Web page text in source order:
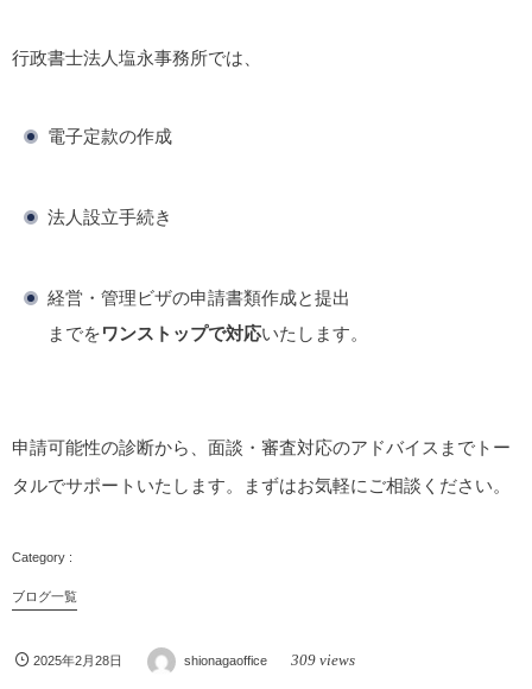
行政書士法人塩永事務所では、
電子定款の作成
法人設立手続き
経営・管理ビザの申請書類作成と提出
までをワンストップで対応いたします。
申請可能性の診断から、面談・審査対応のアドバイスまでトー
タルでサポートいたします。まずはお気軽にご相談ください。
ブログ一覧
2025年2月28日 shionagaoffice 309 views